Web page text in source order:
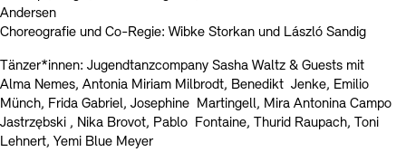
Andersen
Choreografie und Co-Regie: Wibke Storkan und László Sandig
Tänzer*innen: Jugendtanzcompany Sasha Waltz & Guests mit
Alma Nemes, Antonia Miriam Milbrodt, Benedikt Jenke, Emilio
Münch, Frida Gabriel, Josephine Martingell, Mira Antonina Campo
Jastrzębski , Nika Brovot, Pablo Fontaine, Thurid Raupach, Toni
Lehnert, Yemi Blue Meyer